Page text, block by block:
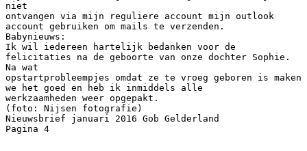
niet
ontvangen via mijn reguliere account mijn outlook
account gebruiken om mails te verzenden.
Babynieuws:
Ik wil iedereen hartelijk bedanken voor de
felicitaties na de geboorte van onze dochter Sophie.
Na wat
opstartprobleempjes omdat ze te vroeg geboren is maken
we het goed en heb ik inmiddels alle
werkzaamheden weer opgepakt.
(foto: Nijsen fotografie)
Nieuwsbrief januari 2016 Gob Gelderland